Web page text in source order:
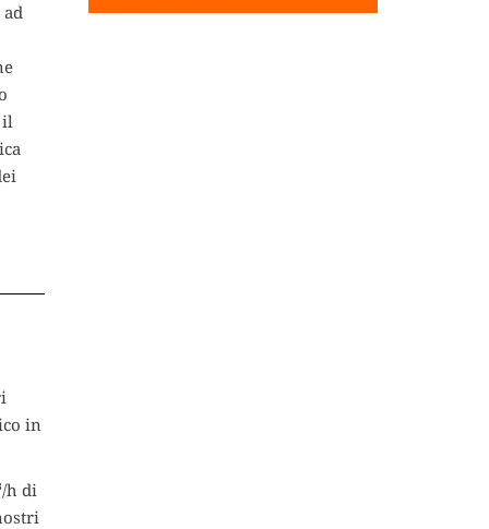
il
in
h di